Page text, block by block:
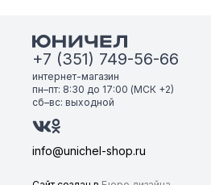
+7 (351) 749-56-66
интернет-магазин
пн–пт: 8:30 до 17:00 (МСК +2)
сб–вс: выходной
info@unichel-shop.ru